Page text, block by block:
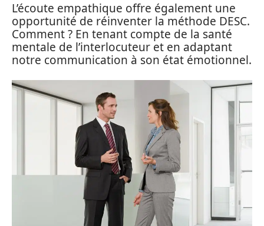
L’écoute empathique offre également une
opportunité de réinventer la méthode DESC.
Comment ? En tenant compte de la santé
mentale de l’interlocuteur et en adaptant
notre communication à son état émotionnel.